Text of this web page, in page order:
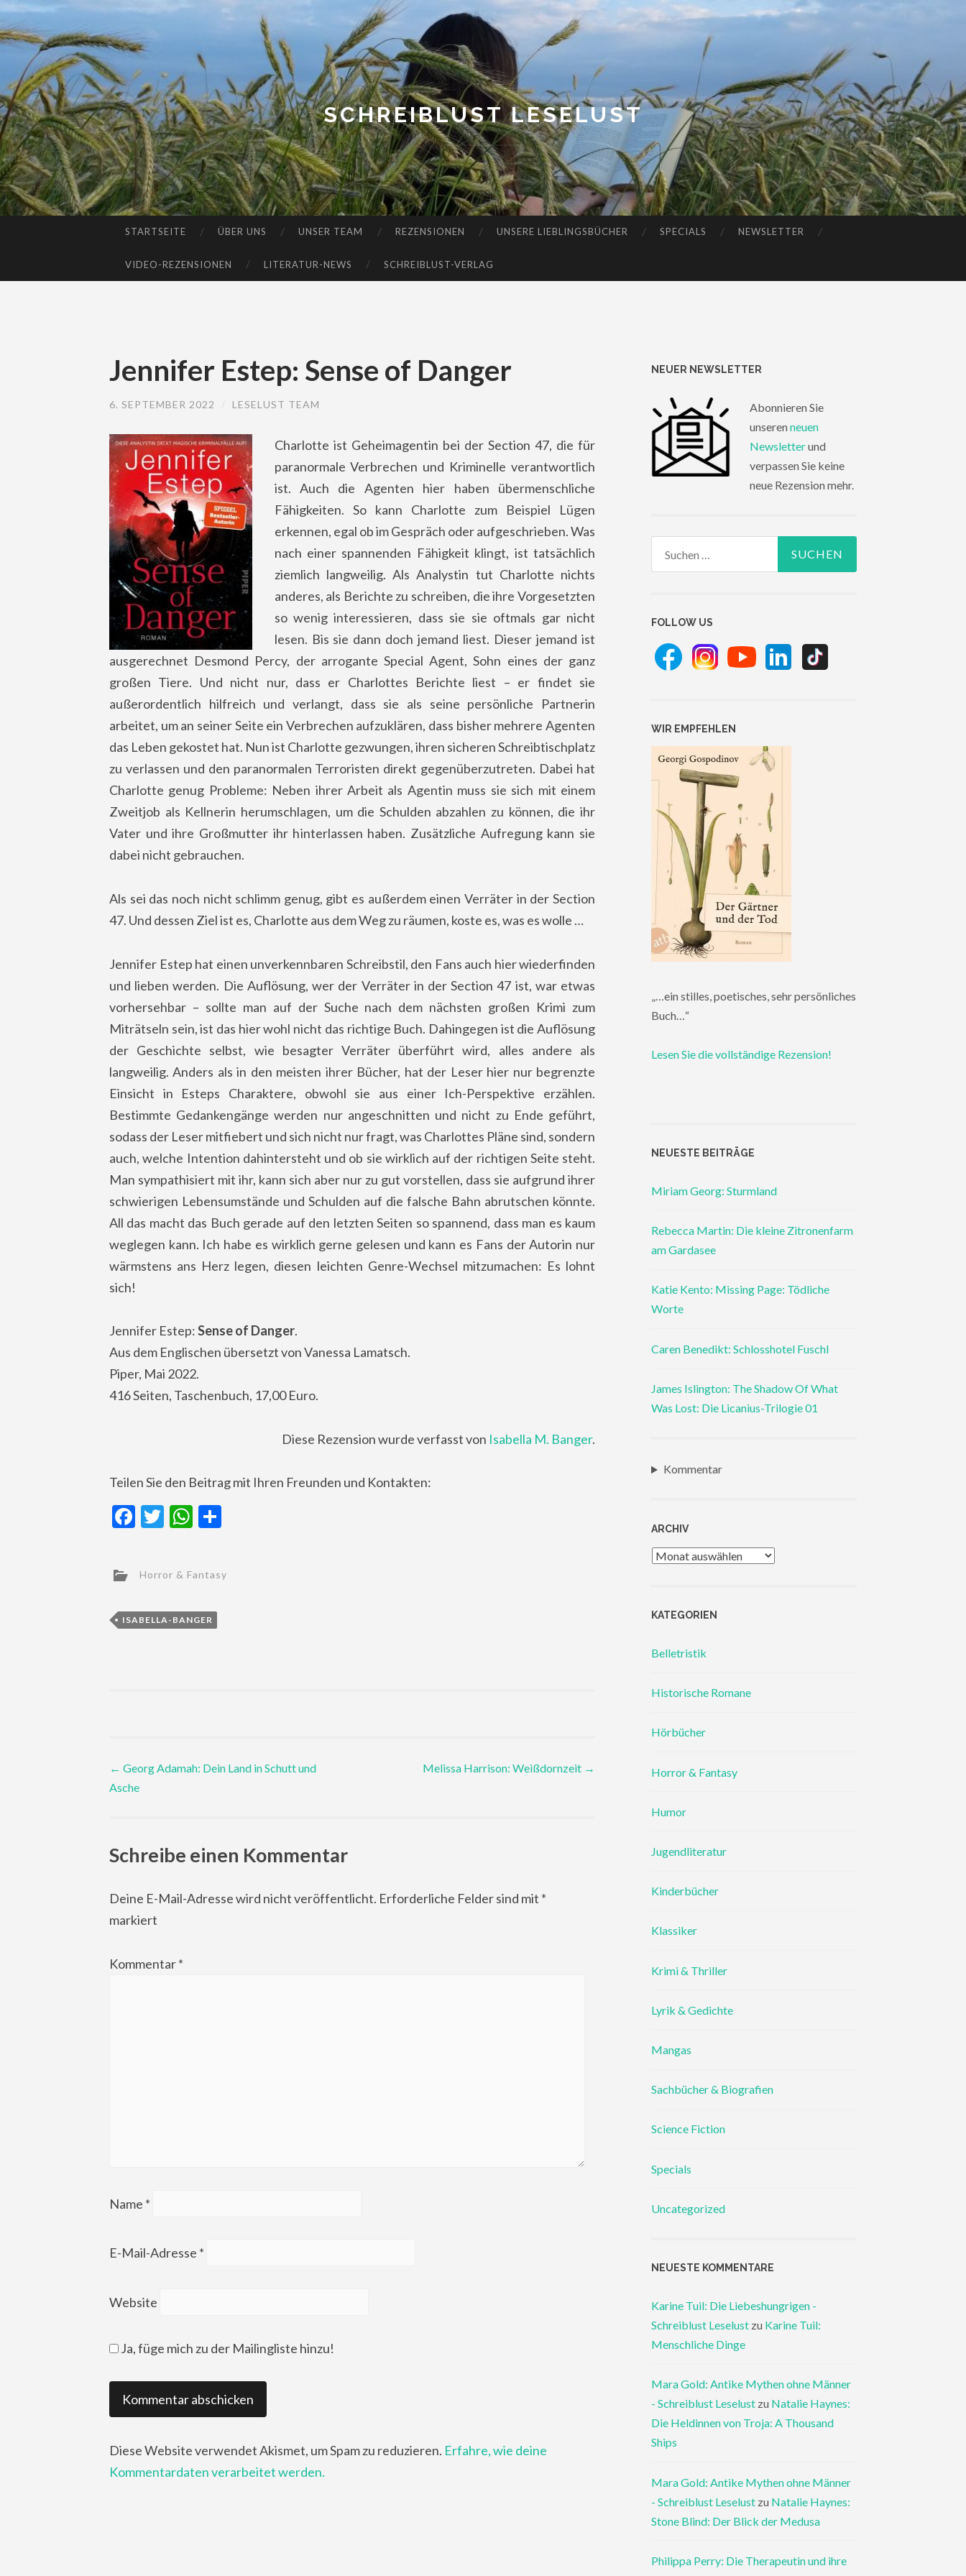
SCHREIBLUST LESELUST
STARTSEITE ÜBER UNS UNSER TEAM REZENSIONEN UNSERE LIEBLINGSBÜCHER SPECIALS NEWSLETTER
VIDEO-REZENSIONEN LITERATUR-NEWS SCHREIBLUST-VERLAG
Jennifer Estep: Sense of Danger
6. SEPTEMBER 2022 LESELUST TEAM
Charlotte ist Geheimagentin bei der Section 47, die für
paranormale Verbrechen und Kriminelle verantwortlich
ist. Auch die Agenten hier haben übermenschliche
Fähigkeiten. So kann Charlotte zum Beispiel Lügen
erkennen, egal ob im Gespräch oder aufgeschrieben. Was
nach einer spannenden Fähigkeit klingt, ist tatsächlich
ziemlich langweilig. Als Analystin tut Charlotte nichts
anderes, als Berichte zu schreiben, die ihre Vorgesetzten
so wenig interessieren, dass sie sie oftmals gar nicht
lesen. Bis sie dann doch jemand liest. Dieser jemand ist
ausgerechnet Desmond Percy, der arrogante Special Agent, Sohn eines der ganz
großen Tiere. Und nicht nur, dass er Charlottes Berichte liest – er findet sie
außerordentlich hilfreich und verlangt, dass sie als seine persönliche Partnerin
arbeitet, um an seiner Seite ein Verbrechen aufzuklären, dass bisher mehrere Agenten
das Leben gekostet hat. Nun ist Charlotte gezwungen, ihren sicheren Schreibtischplatz
zu verlassen und den paranormalen Terroristen direkt gegenüberzutreten. Dabei hat
Charlotte genug Probleme: Neben ihrer Arbeit als Agentin muss sie sich mit einem
Zweitjob als Kellnerin herumschlagen, um die Schulden abzahlen zu können, die ihr
Vater und ihre Großmutter ihr hinterlassen haben. Zusätzliche Aufregung kann sie
dabei nicht gebrauchen.
Als sei das noch nicht schlimm genug, gibt es außerdem einen Verräter in der Section
47. Und dessen Ziel ist es, Charlotte aus dem Weg zu räumen, koste es, was es wolle …
Jennifer Estep hat einen unverkennbaren Schreibstil, den Fans auch hier wiederfinden
und lieben werden. Die Auflösung, wer der Verräter in der Section 47 ist, war etwas
vorhersehbar – sollte man auf der Suche nach dem nächsten großen Krimi zum
Miträtseln sein, ist das hier wohl nicht das richtige Buch. Dahingegen ist die Auflösung
der Geschichte selbst, wie besagter Verräter überführt wird, alles andere als
langweilig. Anders als in den meisten ihrer Bücher, hat der Leser hier nur begrenzte
Einsicht in Esteps Charaktere, obwohl sie aus einer Ich-Perspektive erzählen.
Bestimmte Gedankengänge werden nur angeschnitten und nicht zu Ende geführt,
sodass der Leser mitfiebert und sich nicht nur fragt, was Charlottes Pläne sind, sondern
auch, welche Intention dahintersteht und ob sie wirklich auf der richtigen Seite steht.
Man sympathisiert mit ihr, kann sich aber nur zu gut vorstellen, dass sie aufgrund ihrer
schwierigen Lebensumstände und Schulden auf die falsche Bahn abrutschen könnte.
All das macht das Buch gerade auf den letzten Seiten so spannend, dass man es kaum
weglegen kann. Ich habe es wirklich gerne gelesen und kann es Fans der Autorin nur
wärmstens ans Herz legen, diesen leichten Genre-Wechsel mitzumachen: Es lohnt
sich!
Jennifer Estep:Sense of Danger.
Aus dem Englischen übersetzt vonVanessa Lamatsch.
Piper, Mai 2022.
416 Seiten, Taschenbuch, 17,00 Euro.
Diese Rezension wurde verfasst von Isabella M. Banger.
Teilen Sie den Beitrag mit Ihren Freunden und Kontakten:
Facebook
TwitterWhatsApp
Horror & Fantasy
ISABELLA-BANGER
Post
← Georg Adamah: Dein Land in Schutt und
Asche
Melissa Harrison: Weißdornzeit →
Schreibe einen Kommentar
Deine E-Mail-Adresse wird nicht veröffentlicht. Erforderliche Felder sind mit *
markiert
Kommentar*
Name *
E-Mail-Adresse *
Website
Ja, füge mich zu der Mailingliste hinzu!
Diese Website verwendet Akismet, um Spam zu reduzieren. Erfahre, wie deine
Kommentardaten verarbeitet werden.
NEUER NEWSLETTER
Abonnieren Sie
unserenneuen
Newsletterund
verpassen Sie keine
neue Rezension mehr.
FOLLOW US
WIR EMPFEHLEN
„…ein stilles, poetisches, sehr persönliches
Buch…“
Lesen Sie die vollständige Rezension!
NEUESTE BEITRÄGE
Miriam Georg: Sturmland
Rebecca Martin: Die kleine Zitronenfarm
am Gardasee
Katie Kento: Missing Page: Tödliche
Worte
Caren Benedikt: Schlosshotel Fuschl
James Islington: The Shadow Of What
Was Lost: Die Licanius-Trilogie 01
Kommentar
ARCHIV
Archiv
KATEGORIEN
Belletristik
Historische Romane
Hörbücher
Horror & Fantasy
Humor
Jugendliteratur
Kinderbücher
Klassiker
Krimi & Thriller
Lyrik & Gedichte
Mangas
Sachbücher & Biografien
Science Fiction
Specials
Uncategorized
NEUESTE KOMMENTARE
Karine Tuil: Die Liebeshungrigen -
Schreiblust Leselust zu Karine Tuil:
Menschliche Dinge
Mara Gold: Antike Mythen ohne Männer
- Schreiblust Leselust zu Natalie Haynes:
Die Heldinnen von Troja: A Thousand
Ships
Mara Gold: Antike Mythen ohne Männer
- Schreiblust Leselust zu Natalie Haynes:
Stone Blind: Der Blick der Medusa
Philippa Perry: Die Therapeutin und ihre